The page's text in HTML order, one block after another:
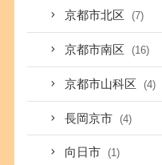
京都市北区 (7)
京都市南区 (16)
京都市山科区 (4)
長岡京市 (4)
向日市 (1)